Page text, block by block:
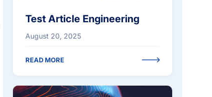
Test Article Engineering
August 20, 2025
READ MORE
RESOURCES